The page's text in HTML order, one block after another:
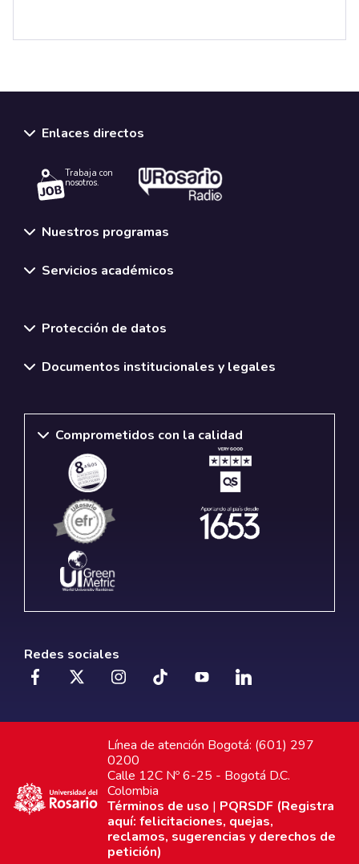
Enlaces directos
Trabaja con
nosotros.
Nuestros programas
Servicios académicos
Protección de datos
Documentos institucionales y legales
Comprometidos con la calidad
Redes sociales
Línea de atención Bogotá: (601) 297
0200
Calle 12C Nº 6-25 - Bogotá D.C.
Colombia
Términos de uso | PQRSDF (Registra
aquí: felicitaciones, quejas,
reclamos, sugerencias y derechos de
petición)